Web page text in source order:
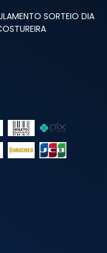
SORTEIO DIA